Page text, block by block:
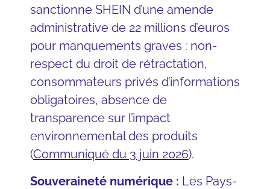
sanctionne SHEIN d’une amende
administrative de 22 millions d’euros
pour manquements graves : non-
respect du droit de rétractation,
consommateurs privés d’informations
obligatoires, absence de
transparence sur l’impact
environnemental des produits
(Communiqué du 3 juin 2026).
Souveraineté numérique : Les Pays-